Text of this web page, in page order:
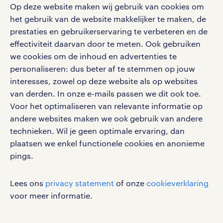
Op deze website maken wij gebruik van cookies om
het gebruik van de website makkelijker te maken, de
prestaties en gebruikerservaring te verbeteren en de
effectiviteit daarvan door te meten. Ook gebruiken
we cookies om de inhoud en advertenties te
personaliseren: dus beter af te stemmen op jouw
interesses, zowel op deze website als op websites
van derden. In onze e-mails passen we dit ook toe.
Voor het optimaliseren van relevante informatie op
andere websites maken we ook gebruik van andere
technieken. Wil je geen optimale ervaring, dan
plaatsen we enkel functionele cookies en anonieme
pings.
Lees ons privacy statement of onze cookieverklaring
voor meer informatie.
salarischecker
bruto-netto calculator
pers
klachten en misstanden
en ontvang berichten van je intercedent.
Eenvoudig, snel en overal.
apple app store
google play store
social media
Volg ons voor de leukste content omtrent
vacatures, solliciteren en inspiratie.
werken bij randstad